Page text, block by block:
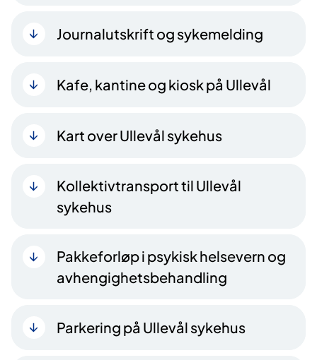
Journalutskrift og sykemelding
Kafe, kantine og kiosk på Ullevål
Kart over Ullevål sykehus
Kollektivtransport til Ullevål
sykehus
Pakkeforløp i psykisk helsevern og
avhengighetsbehandling
Parkering på Ullevål sykehus